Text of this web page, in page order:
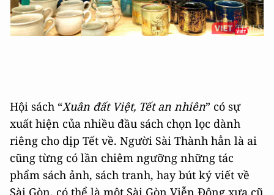
Hội sách “Xuân đất Việt, Tết an nhiên” có sự
xuất hiện của nhiều đầu sách chọn lọc dành
riêng cho dịp Tết về. Người Sài Thành hẳn là ai
cũng từng có lần chiêm ngưỡng những tác
phẩm sách ảnh, sách tranh, hay bút ký viết về